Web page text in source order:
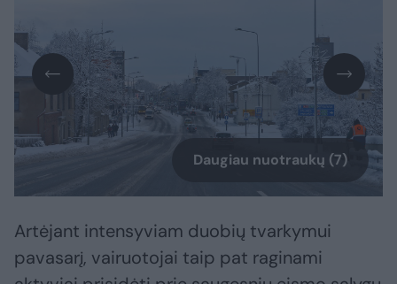
Daugiau nuotraukų (7)
Artėjant intensyviam duobių tvarkymui
pavasarį, vairuotojai taip pat raginami